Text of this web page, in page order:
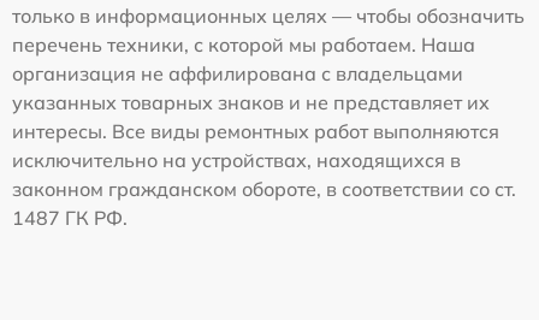
только в информационных целях — чтобы обозначить
перечень техники, с которой мы работаем. Наша
организация не аффилирована с владельцами
указанных товарных знаков и не представляет их
интересы. Все виды ремонтных работ выполняются
исключительно на устройствах, находящихся в
законном гражданском обороте, в соответствии со ст.
1487 ГК РФ.